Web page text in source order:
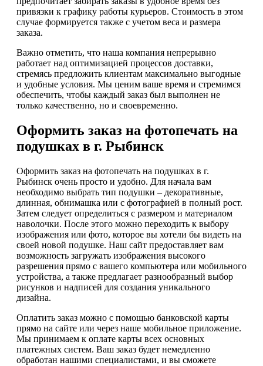
привязки к графику работы курьеров. Стоимость в этом
случае формируется также с учетом веса и размера
заказа.
Важно отметить, что наша компания непрерывно
работает над оптимизацией процессов доставки,
стремясь предложить клиентам максимально выгодные
и удобные условия. Мы ценим ваше время и стремимся
обеспечить, чтобы каждый заказ был выполнен не
только качественно, но и своевременно.
Оформить заказ на фотопечать на
подушках в г. Рыбинск
Оформить заказ на фотопечать на подушках в г.
Рыбинск очень просто и удобно. Для начала вам
необходимо выбрать тип подушки – декоративные,
длинная, обнимашка или с фотографией в полный рост.
Затем следует определиться с размером и материалом
наволочки. После этого можно переходить к выбору
изображения или фото, которое вы хотели бы видеть на
своей новой подушке. Наш сайт предоставляет вам
возможность загружать изображения высокого
разрешения прямо с вашего компьютера или мобильного
устройства, а также предлагает разнообразный выбор
рисунков и надписей для создания уникального
дизайна.
Оплатить заказ можно с помощью банковской карты
прямо на сайте или через наше мобильное приложение.
Мы принимаем к оплате карты всех основных
платежных систем. Ваш заказ будет немедленно
обработан нашими специалистами, и вы сможете